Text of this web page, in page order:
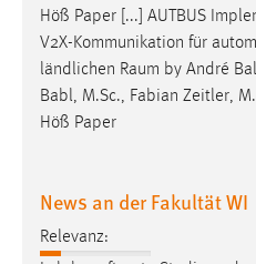
Höß Paper [...] AUTBUS
V2X-Kommunikation für
ländlichen Raum by André
Babl, M.Sc., Fabian Zeitler,
Höß Paper
News an der Fakultät WI
Relevanz:
Cookie Laufzeit:
24 Stunden
STATISTIK
Diese Informationen